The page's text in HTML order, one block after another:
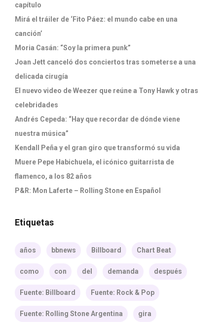
capítulo
Mirá el tráiler de ‘Fito Páez: el mundo cabe en una
canción’
Moria Casán: “Soy la primera punk”
Joan Jett canceló dos conciertos tras someterse a una
delicada cirugía
El nuevo video de Weezer que reúne a Tony Hawk y otras
celebridades
Andrés Cepeda: “Hay que recordar de dónde viene
nuestra música”
Kendall Peña y el gran giro que transformó su vida
Muere Pepe Habichuela, el icónico guitarrista de
flamenco, a los 82 años
P&R: Mon Laferte – Rolling Stone en Español
Etiquetas
años bbnews Billboard Chart Beat
como con del demanda después
Fuente: Billboard Fuente: Rock & Pop
Fuente: Rolling Stone Argentina gira